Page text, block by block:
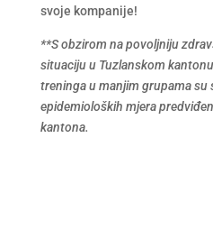
svoje kompanije!
**S obzirom na povoljniju
situaciju u Tuzlanskom
treninga u manjim grupama su
epidemioloških mjera
kantona.